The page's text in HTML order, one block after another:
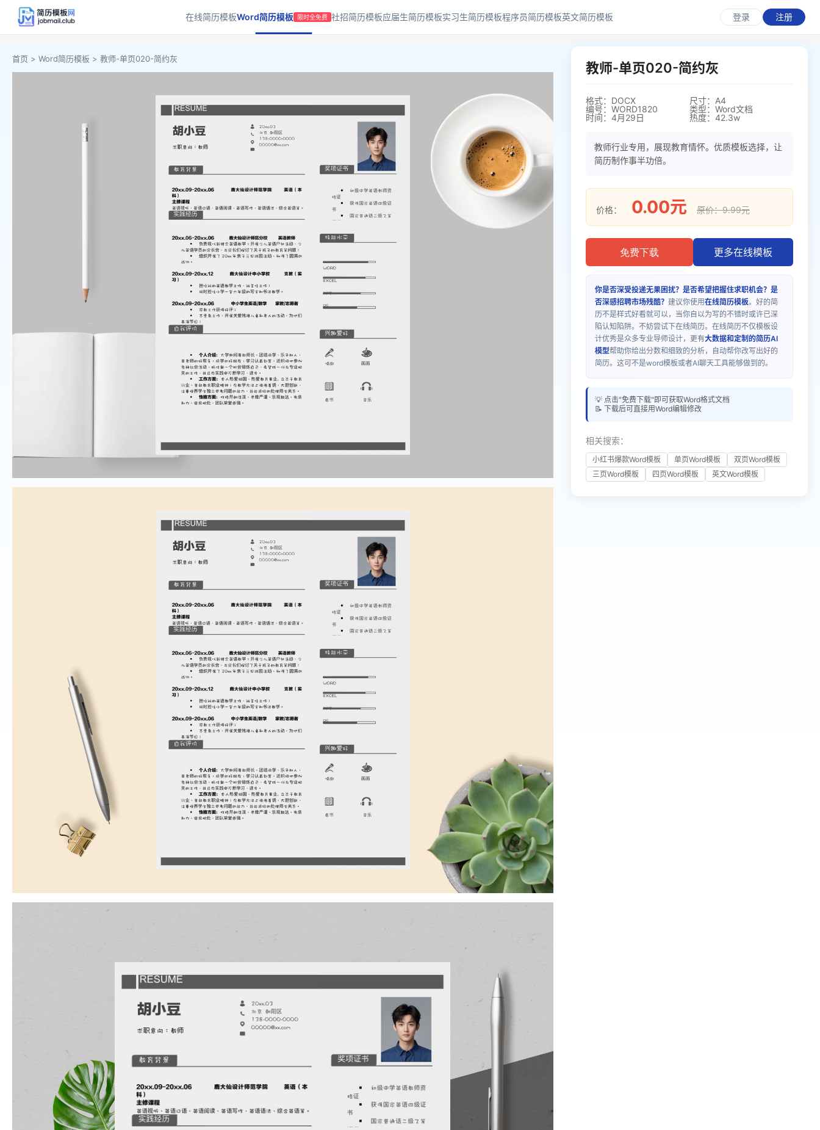
在线简历模板Word简历模板 限时全免费 社招简历模板应届生简历模板实习生简历模板程序员简历模板英文简历模板 登录 注册
首页 > Word简历模板 > 教师-单页020-简约灰
教师-单页020-简约灰
格式：DOCX
尺寸：A4
编号：WORD1820
类型：Word文档
时间：4月29日
热度：42.3w
教师行业专用，展现教育情怀。优质模板选择，让
简历制作事半功倍。
价格： 0.00元 原价：9.99元
免费下载 更多在线模板
你是否深受投递无果困扰？是否希望把握住求职机会？是
否深感招聘市场残酷？ 建议你使用在线简历模板。好的简
历不是样式好看就可以，当你自以为写的不错时或许已深
陷认知陷阱。不妨尝试下在线简历。在线简历不仅模板设
计优秀是众多专业导师设计，更有大数据和定制的简历AI
模型帮助你给出分数和细致的分析，自动帮你改写出好的
简历。这可不是word模板或者AI聊天工具能够做到的。
💡 点击"免费下载"即可获取Word格式文档
📝 下载后可直接用Word编辑修改
相关搜索：
小红书爆款Word模板 单页Word模板
双页Word模板
三页Word模板
四页Word模板 英文Word模板